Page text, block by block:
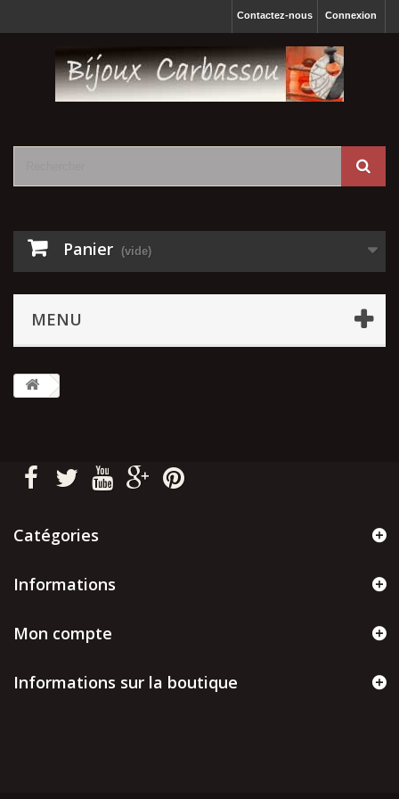
Connexion
Contactez-nous
Panier (vide)
MENU
Catégories
Informations
Mon compte
Informations sur la boutique